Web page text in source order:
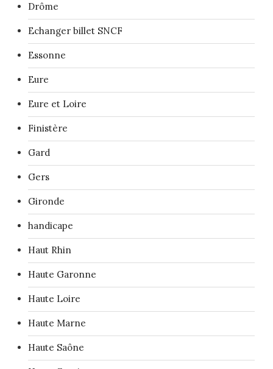
Drôme
Echanger billet SNCF
Essonne
Eure
Eure et Loire
Finistère
Gard
Gers
Gironde
handicape
Haut Rhin
Haute Garonne
Haute Loire
Haute Marne
Haute Saône